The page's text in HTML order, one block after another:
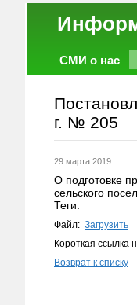
СМИ о нас
г. № 205
29 марта 2019
О подготовке
сельского
Теги:
Файл: Загрузить
Короткая ссылка
Возврат к списку